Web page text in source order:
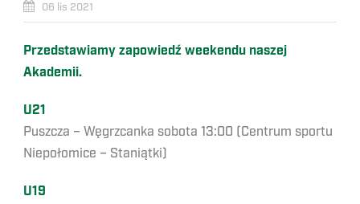
06 lis 2021
Przedstawiamy zapowiedź weekendu naszej
Akademii.
U21
Puszcza – Węgrzcanka sobota 13:00 (Centrum sportu
Niepołomice – Staniątki)
U19